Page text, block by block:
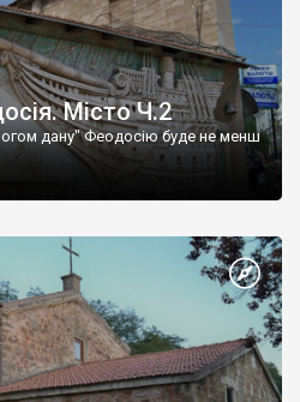
Місто Ч.2
дану" Феодосію буде не менш